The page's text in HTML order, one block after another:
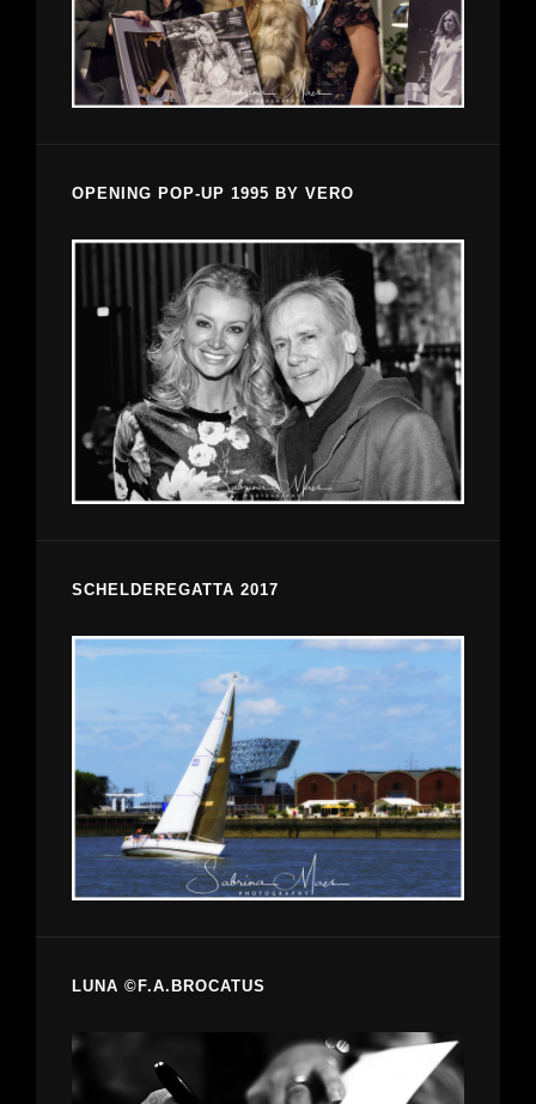
OPENING POP-UP 1995 BY VERO
SCHELDEREGATTA 2017
LUNA ©F.A.BROCATUS